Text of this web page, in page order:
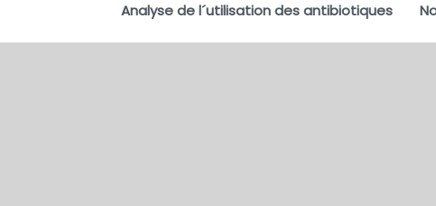
Analyse de l´utilisation des antibiotiques